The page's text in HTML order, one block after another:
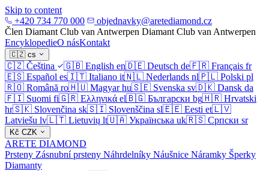
Skip to content
+420 734 770 000
objednavky@aretediamond.cz
Člen Diamant Club van Antwerpen Diamant Club van Antwerpen
EncyklopedieO násKontakt
🇨🇿 cs
🇨🇿 Čeština 🇬🇧 English en🇩🇪 Deutsch de🇫🇷 Français fr
🇪🇸 Español es🇮🇹 Italiano it🇳🇱 Nederlands nl🇵🇱 Polski pl
🇷🇴 Română ro🇭🇺 Magyar hu🇸🇪 Svenska sv🇩🇰 Dansk da
🇫🇮 Suomi fi🇬🇷 Ελληνικά el🇧🇬 Български bg🇭🇷 Hrvatski
hr🇸🇰 Slovenčina sk🇸🇮 Slovenščina sl🇪🇪 Eesti et🇱🇻
Latviešu lv🇱🇹 Lietuvių lt🇺🇦 Українська uk🇷🇸 Српски sr
Kč CZK
ARETE DIAMOND
Prsteny Zásnubní prsteny Náhrdelníky Náušnice Náramky Šperky
Diamanty